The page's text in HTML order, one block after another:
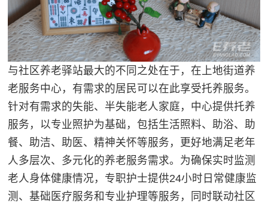
与社区养老驿站最大的不同之处在于，在上地街道养
老服务中心，有需求的居民可以在此享受托养服务。
针对有需求的失能、半失能老人家庭，中心提供托养
服务，以专业照护为基础，包括生活照料、助浴、助
餐、助洁、助医、精神关怀等服务，更好地满足老年
人多层次、多元化的养老服务需求。为确保实时监测
老人身体健康情况，专职护士提供24小时日常健康监
测、基础医疗服务和专业护理等服务，同时联动社区